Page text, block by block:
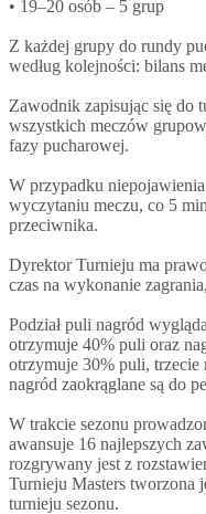
• 19–20 osób – 5 grup
Z każdej grupy do rundy
według kolejności: bilans
Zawodnik zapisując się do
wszystkich meczów
fazy pucharowej.
W przypadku
wyczytaniu meczu, co 5
przeciwnika.
Dyrektor Turnieju ma
czas na wykonanie
Podział puli nagród
otrzymuje 40% puli oraz
otrzymuje 30% puli,
nagród zaokrąglane są do
W trakcie sezonu
awansuje 16 najlepszych
rozgrywany jest z
Turnieju Masters tworzona
turnieju sezonu.